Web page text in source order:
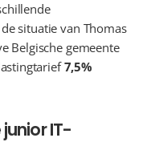
situatie van Thomas
en Sofie. Beiden wonen in de fictieve Belgische gemeente
7,5%
IT-